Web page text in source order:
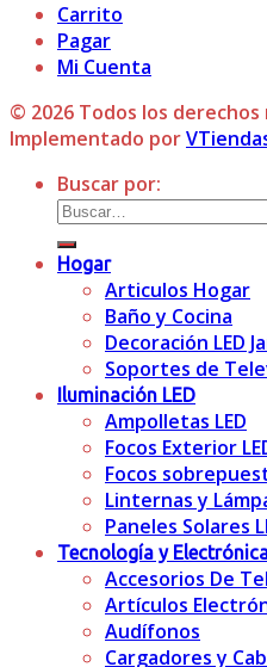
Carrito
Pagar
Mi Cuenta
© 2026 Todos los derechos
Implementado por
Buscar por:
Hogar
Articulos Hogar
Baño y Cocina
Decoración LED
Soportes de
Iluminación LED
Ampolletas LED
Focos Exterior
Focos
Linternas y
Paneles Solares
Tecnología y
Accesorios De
Artículos
Audífonos
Cargadores y